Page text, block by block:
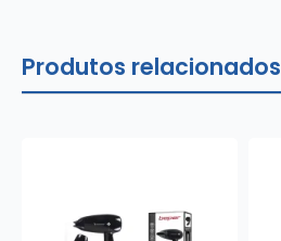
Produtos relacionados